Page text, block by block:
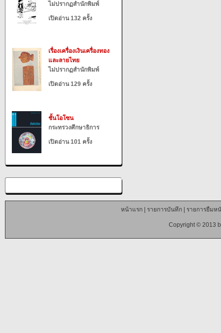
ไม่ปรากฏสำนักพิมพ์
เปิดอ่าน 132 ครั้ง
เรื่องเครื่องเงินเครื่องทอง
และลายไทย
ไม่ปรากฏสำนักพิมพ์
เปิดอ่าน 129 ครั้ง
ชั้นโอโซน
กระทรวงศึกษาธิการ
เปิดอ่าน 101 ครั้ง
หน้าแรก| รายการบันทึก| รายการยืมห
Copyright © 2013